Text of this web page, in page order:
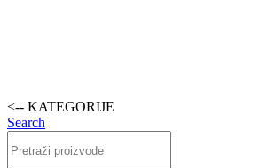
<-- KATEGORIJE
Search